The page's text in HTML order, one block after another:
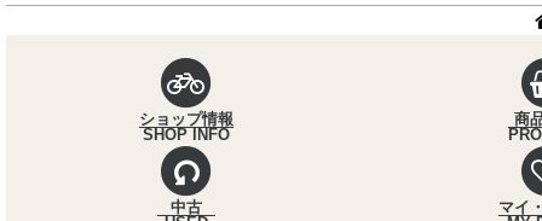
ショップ情報
SHOP INFO
商
中古
マイ